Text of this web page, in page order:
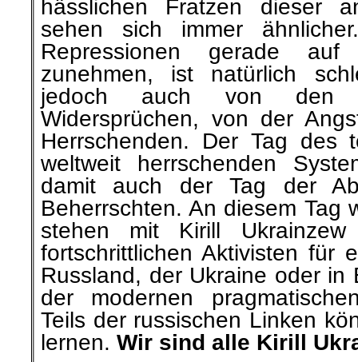
hässlichen Fratzen dieser
sehen sich immer
Repressionen gerade
zunehmen, ist natürlich
jedoch auch von den
Widersprüchen, von der
Herrschenden. Der Tag des
weltweit herrschenden
damit auch der Tag der
Beherrschten. An diesem Tag
stehen mit Kirill
fortschrittlichen Aktivisten für
Russland, der Ukraine oder in
der modernen
Teils der russischen Linken
lernen. Wir sind alle Kirill